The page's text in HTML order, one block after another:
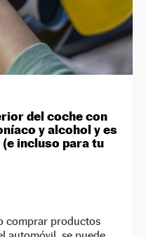
del coche con
y alcohol y es
incluso para tu
comprar productos